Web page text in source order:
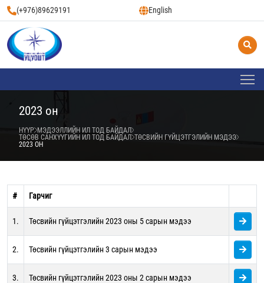
(+976)89629191 English
2023 он
НҮҮР МЭДЭЭЛЛИЙН ИЛ ТОД БАЙДАЛ
ТӨСӨВ САНХҮҮГИЙН ИЛ ТОД БАЙДАЛ ТӨСВИЙН ГҮЙЦЭТГЭЛИЙН МЭДЭЭ
2023 ОН
# Гарчиг
1. Төсвийн гүйцэтгэлийн 2023 оны 5 сарын мэдээ
2. Төсвийн гүйцэтгэлийн 3 сарын мэдээ
3. Төсвийн гүйцэтгэлийн 2023 оны 2 сарын мэдээ